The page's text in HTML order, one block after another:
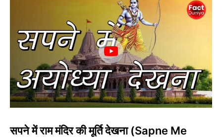
सपने में राम मंदिर की मूर्ति देखना (Sapne Me